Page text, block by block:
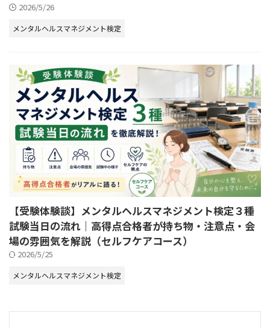
2026/5/26
メンタルヘルスマネジメント検定
【受験体験談】メンタルヘルスマネジメント検定３種
試験当日の流れ｜高得点合格者が持ち物・注意点・会
場の雰囲気を解説（セルフケアコース）
2026/5/25
メンタルヘルスマネジメント検定